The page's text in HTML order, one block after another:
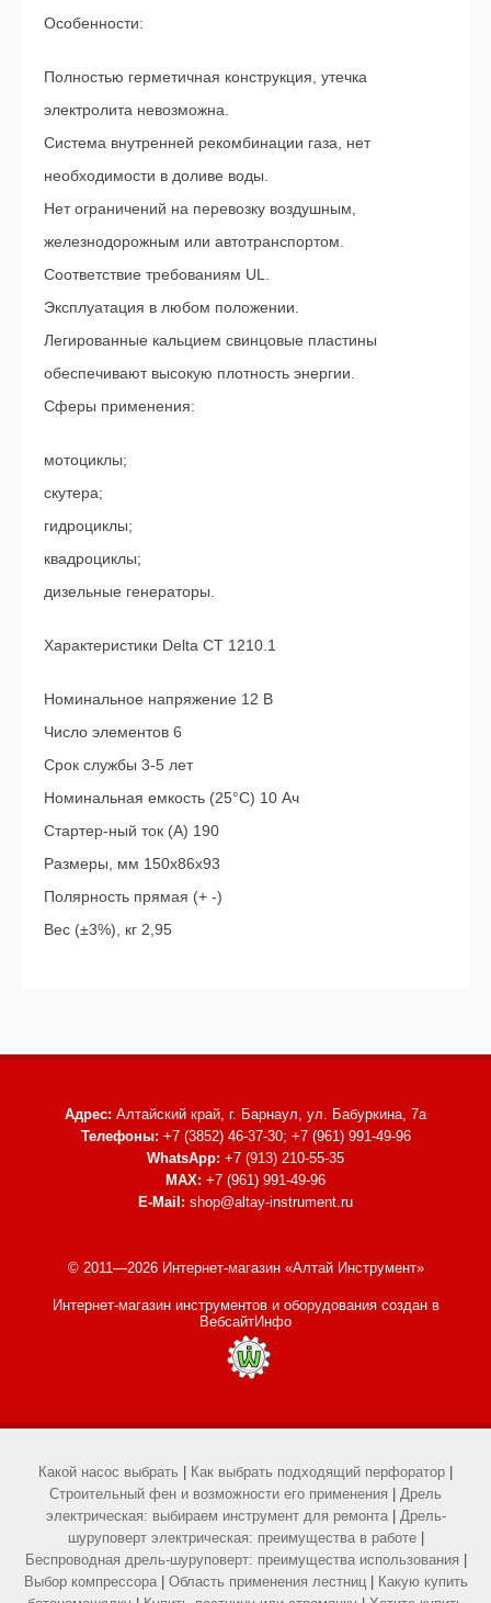
Особенности:
Полностью герметичная конструкция, утечка
электролита невозможна.
Система внутренней рекомбинации газа, нет
необходимости в доливе воды.
Нет ограничений на перевозку воздушным,
железнодорожным или автотранспортом.
Соответствие требованиям UL.
Эксплуатация в любом положении.
Легированные кальцием свинцовые пластины
обеспечивают высокую плотность энергии.
Сферы применения:
мотоциклы;
скутера;
гидроциклы;
квадроциклы;
дизельные генераторы.
Характеристики Delta CT 1210.1
Номинальное напряжение 12 В
Число элементов 6
Срок службы 3-5 лет
Номинальная емкость (25°С) 10 Ач
Стартер-ный ток (А) 190
Размеры, мм 150x86x93
Полярность прямая (+ -)
Вес (±3%), кг 2,95
Адрес: Алтайский край, г. Барнаул, ул. Бабуркина, 7а
Телефоны: +7 (3852) 46-37-30; +7 (961) 991-49-96
WhatsApp: +7 (913) 210-55-35
MAX: +7 (961) 991-49-96
E-Mail: shop@altay-instrument.ru
© 2011—2026 Интернет-магазин «Алтай Инструмент»
Интернет-магазин инструментов и оборудованиясоздан в
ВебсайтИнфо
Какой насос выбрать Как выбрать подходящий перфоратор
Строительный фен и возможности его применения
Дрель
электрическая: выбираем инструмент для ремонта| Дрель-
шуруповерт электрическая: преимущества в работе|
Беспроводная дрель-шуруповерт: преимущества использования
Выбор компрессора| Область применения лестниц|
Какую купить